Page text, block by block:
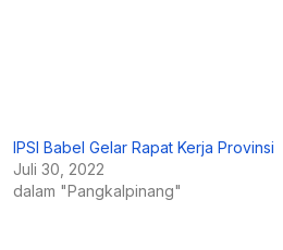
IPSI Babel Gelar Rapat Kerja Provinsi
Juli 30, 2022
dalam "Pangkalpinang"